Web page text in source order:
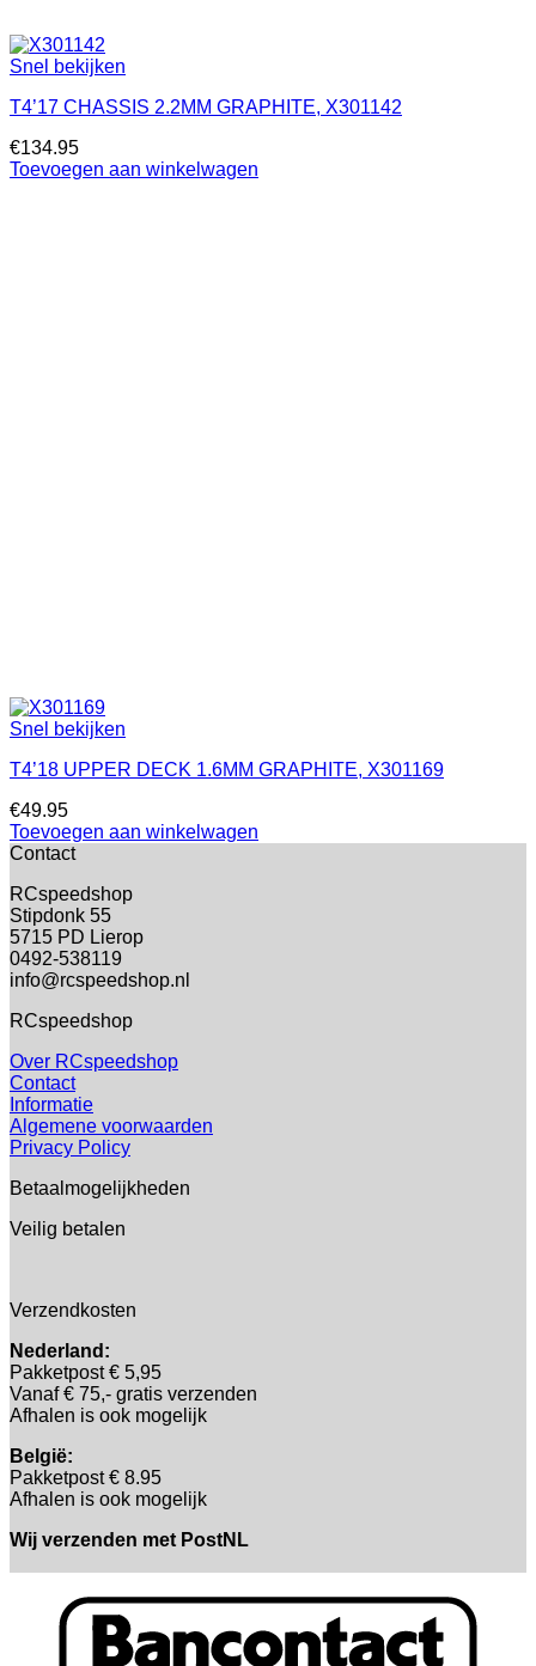
Snel bekijken
T4’17 CHASSIS 2.2MM GRAPHITE, X301142
€134.95
Toevoegen aan winkelwagen
Snel bekijken
T4’18 UPPER DECK 1.6MM GRAPHITE, X301169
€49.95
Toevoegen aan winkelwagen
Contact
RCspeedshop
Stipdonk 55
5715 PD Lierop
0492-538119
info@rcspeedshop.nl
RCspeedshop
Over RCspeedshop
Contact
Informatie
Algemene voorwaarden
Privacy Policy
Betaalmogelijkheden
Veilig betalen
Verzendkosten
Nederland:
Pakketpost € 5,95
Vanaf € 75,- gratis verzenden
Afhalen is ook mogelijk
België:
Pakketpost € 8.95
Afhalen is ook mogelijk
Wij verzenden met PostNL